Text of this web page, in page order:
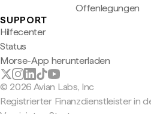
Offenlegungen
SUPPORT
Hilfecenter
Status
Morse-App herunterladen
© 2026 Avian Labs, Inc
Registrierter Finanzdienstleister in